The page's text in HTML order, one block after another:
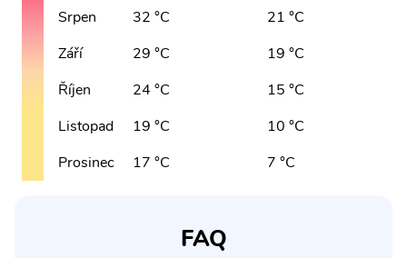
Srpen
32 °C
21 °C
Září
29 °C
19 °C
Říjen
24 °C
15 °C
Listopad
19 °C
10 °C
Prosinec
17 °C 7 °C
FAQ